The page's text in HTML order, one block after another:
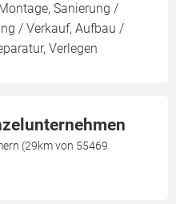
Sanierung /
/ Verkauf, Aufbau /
Verlegen
(29km von 55469